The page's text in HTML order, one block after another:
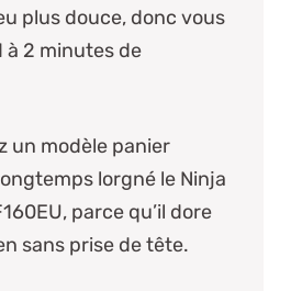
plus douce, donc vous
à 2 minutes de
un modèle panier
lorgné le Ninja
, parce qu’il dore
sans prise de tête.